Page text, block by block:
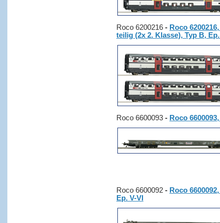
Roco 6200216 - Roco
teilig (2x 2. Klasse), Typ B,
Roco 6600093 - Roco
Roco 6600092 - Roco
Ep. V-VI